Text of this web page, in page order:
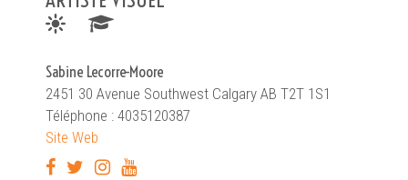
Sabine Lecorre-Moore
2451 30 Avenue Southwest Calgary AB T2T 1S1
Téléphone : 4035120387
Site Web